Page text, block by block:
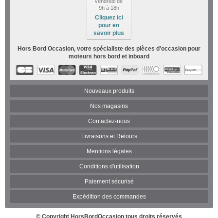
9h à 18h
Cliquez ici
pour en
savoir plus
Hors Bord Occasion, votre spécialiste des pièces d'occasion pour
moteurs hors bord et inboard
Nouveaux produits
Nos magasins
Contactez-nous
Livraisons et Retours
Mentions légales
Conditions d'utilisation
Paiement sécurisé
Expédition des commandes
© Copyright HorsBordOccasion tous droits réservés